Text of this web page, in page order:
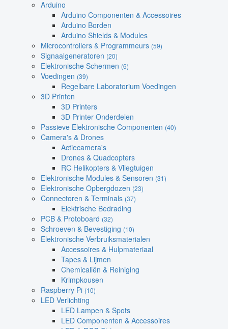
Arduino
Arduino Componenten & Accessoires
Arduino Borden
Arduino Shields & Modules
Microcontrollers & Programmeurs (59)
Signaalgeneratoren (20)
Elektronische Schermen (6)
Voedingen (39)
Regelbare Laboratorium Voedingen
3D Printen
3D Printers
3D Printer Onderdelen
Passieve Elektronische Componenten (40)
Camera's & Drones
Actiecamera's
Drones & Quadcopters
RC Helikopters & Vliegtuigen
Elektronische Modules & Sensoren (31)
Elektronische Opbergdozen (23)
Connectoren & Terminals (37)
Elektrische Bedrading
PCB & Protoboard (32)
Schroeven & Bevestiging (10)
Elektronische Verbruiksmaterialen
Accessoires & Hulpmateriaal
Tapes & Lijmen
Chemicaliën & Reiniging
Krimpkousen
Raspberry Pi (10)
LED Verlichting
LED Lampen & Spots
LED Componenten & Accessoires